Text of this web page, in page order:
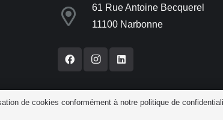
61 Rue Antoine Becquerel
11100 Narbonne
de cookies conformément à notre politique de